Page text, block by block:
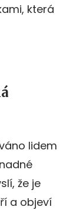
která
lidem
že je
a objeví